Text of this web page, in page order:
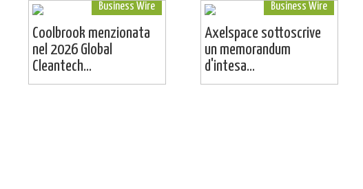
Business Wire
Coolbrook menzionata
nel 2026 Global
Cleantech...
Business Wire
Axelspace sottoscrive
un memorandum
d'intesa...